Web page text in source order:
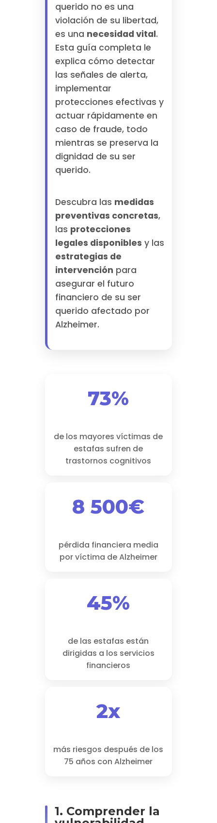
querido no es una
violación de su libertad,
es una necesidad vital.
Esta guía completa le
explica cómo detectar
las señales de alerta,
implementar
protecciones efectivas y
actuar rápidamente en
caso de fraude, todo
mientras se preserva la
dignidad de su ser
querido.
Descubra las medidas
preventivas concretas,
las protecciones
legales disponibles y las
estrategias de
intervención para
asegurar el futuro
financiero de su ser
querido afectado por
Alzheimer.
73%
de los mayores víctimas de
estafas sufren de
trastornos cognitivos
8 500€
pérdida financiera media
por víctima de Alzheimer
45%
de las estafas están
dirigidas a los servicios
financieros
2x
más riesgos después de los
75 años con Alzheimer
1. Comprender la